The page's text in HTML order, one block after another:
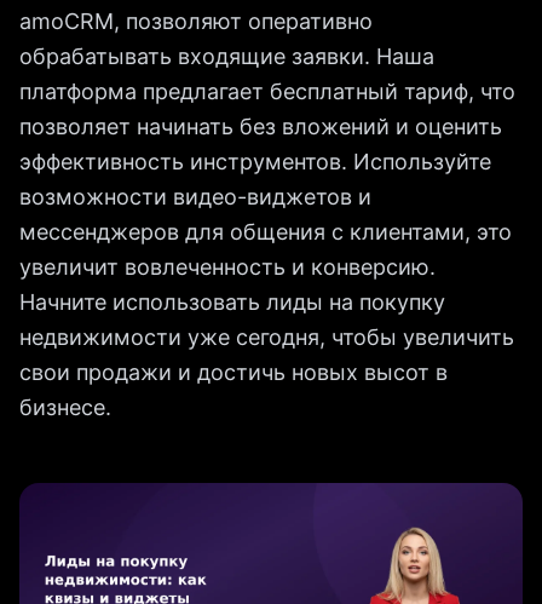
amoCRM, позволяют оперативно
обрабатывать входящие заявки. Наша
платформа предлагает бесплатный тариф, что
позволяет начинать без вложений и оценить
эффективность инструментов. Используйте
возможности видео-виджетов и
мессенджеров для общения с клиентами, это
увеличит вовлеченность и конверсию.
Начните использовать лиды на покупку
недвижимости уже сегодня, чтобы увеличить
свои продажи и достичь новых высот в
бизнесе.